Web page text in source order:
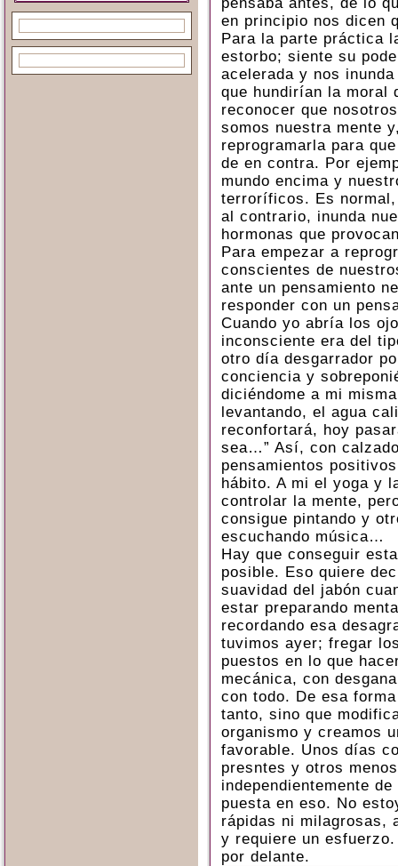
en principio nos dicen
Para la parte práctica
estorbo; siente su
acelerada y nos
que hundirían la moral
reconocer que
somos nuestra mente
reprogramarla para
de en contra. Por
mundo encima y
terroríficos. Es
al contrario, inunda
hormonas que
Para empezar a
conscientes de
ante un pensamiento
responder con un
Cuando yo abría los
inconsciente era del
otro día desgarrador
conciencia y
diciéndome a mi
levantando, el agua
reconfortará, hoy
sea…” Así, con
pensamientos
hábito. A mi el yoga y
controlar la mente,
consigue pintando y
escuchando música…
Hay que conseguir
posible. Eso quiere
suavidad del jabón
estar preparando
recordando esa
tuvimos ayer; fregar
puestos en lo que
mecánica, con
con todo. De esa
tanto, sino que
organismo y creamos
favorable. Unos días
presntes y otros
independientemente
puesta en eso. No
rápidas ni milagrosas,
y requiere un
por delante.